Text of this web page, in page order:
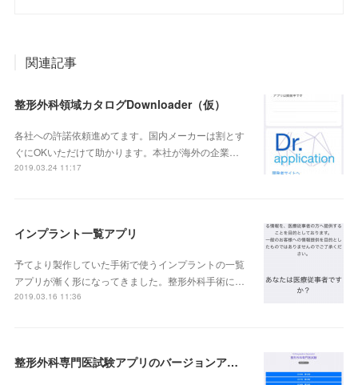
関連記事
整形外科領域カタログDownloader（仮）
各社への許諾依頼進めてます。国内メーカーは割とす
ぐにOKいただけて助かります。本社が海外の企業…
2019.03.24 11:17
インプラント一覧アプリ
予てより製作していた手術で使うインプラントの一覧
アプリが漸く形になってきました。整形外科手術に…
2019.03.16 11:36
整形外科専門医試験アプリのバージョンアップ